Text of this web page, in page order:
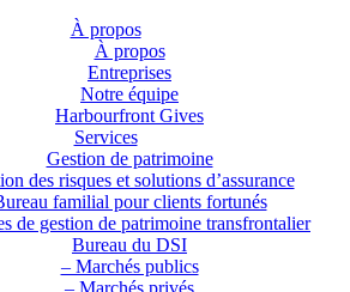
À propos
À propos
Entreprises
Notre équipe
Harbourfront Gives
Services
Gestion de patrimoine
des risques et solutions d’assurance
familial pour clients fortunés
de gestion de patrimoine transfrontalier
Bureau du DSI
– Marchés publics
– Marchés privés